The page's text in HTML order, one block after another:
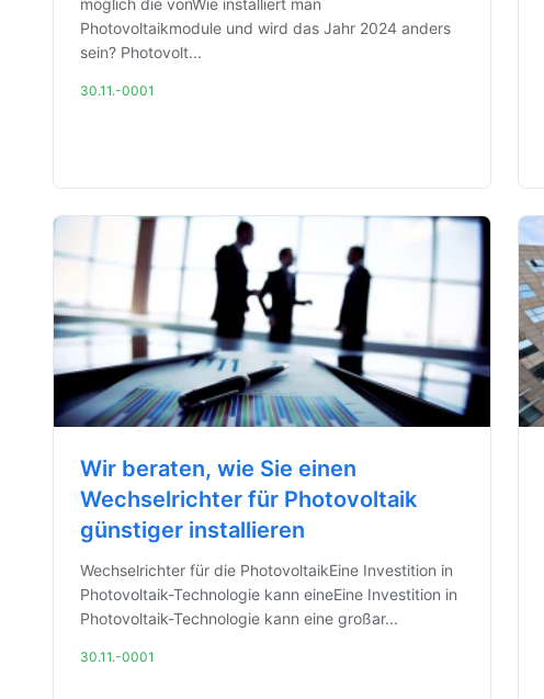
möglich die vonWie installiert man
Photovoltaikmodule und wird das Jahr 2024 anders
sein? Photovolt...
30.11.-0001
Wir beraten, wie Sie einen
Wechselrichter für Photovoltaik
günstiger installieren
Wechselrichter für die PhotovoltaikEine Investition in
Photovoltaik-Technologie kann eineEine Investition in
Photovoltaik-Technologie kann eine großar...
30.11.-0001